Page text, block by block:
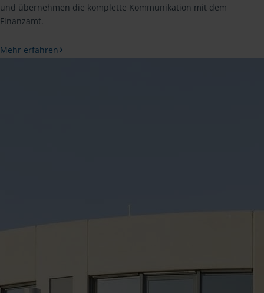
und übernehmen die komplette Kommunikation mit dem
Finanzamt.
Mehr erfahren